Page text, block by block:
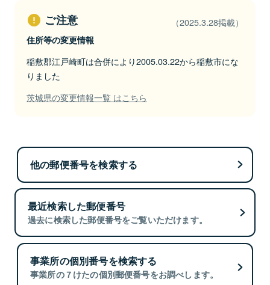
ご注意 （2025.3.28掲載）
住所等の変更情報
稲敷郡江戸崎町は合併により2005.03.22から稲敷市にな
りました
茨城県の変更情報一覧 はこちら
他の郵便番号を検索する
最近検索した郵便番号
過去に検索した郵便番号をご覧いただけます。
事業所の個別番号を検索する
事業所の７けたの個別郵便番号をお調べします。